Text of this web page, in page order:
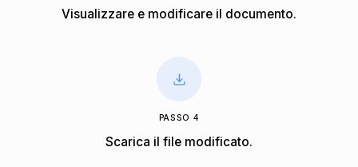
Visualizzare e modificare il documento.
PASSO 4
Scarica il file modificato.